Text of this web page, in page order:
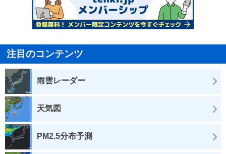
注目のコンテンツ
雨雲レーダー
天気図
PM2.5分布予測